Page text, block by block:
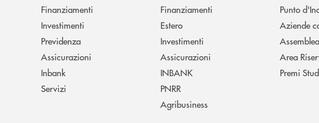
Finanziamenti
Investimenti
Previdenza
Assicurazioni
Inbank
Servizi
Finanziamenti
Estero
Investimenti
Assicurazioni
INBANK
PNRR
Agribusiness
Punto
Aziende
Area
Premi